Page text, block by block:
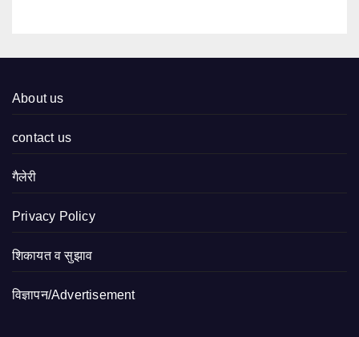
About us
contact us
गैलेरी
Privacy Policy
शिकायत व सुझाव
विज्ञापन/Advertisement